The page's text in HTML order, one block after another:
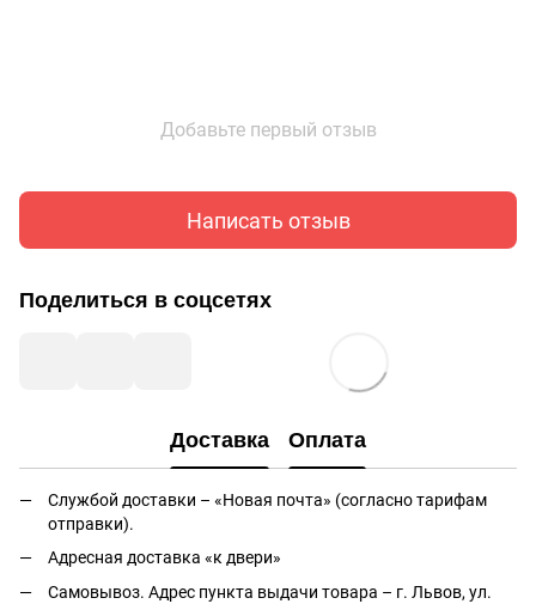
Добавьте первый отзыв
Написать отзыв
Поделиться в соцсетях
Доставка Оплата
Службой доставки – «Новая почта» (согласно тарифам
отправки).
Адресная доставка «к двери»
Самовывоз. Адрес пункта выдачи товара – г. Львов, ул.